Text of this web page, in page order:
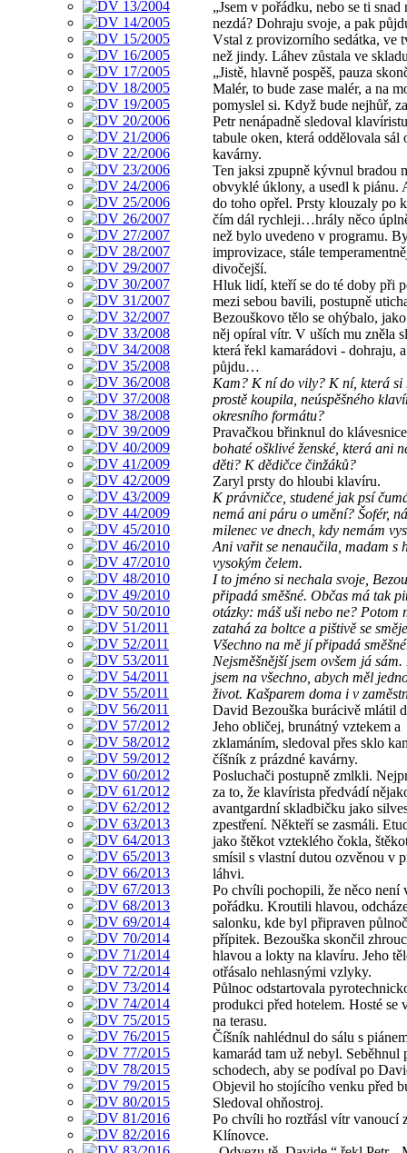
„Jsem v pořádku, nebo se ti snad
nezdá? Dohraju svoje, a pak
Vstal z provizorního sedátka, ve
než jindy. Láhev zůstala ve
„Jistě, hlavně pospěš, pauza
Malér, to bude zase malér, a na
pomyslel si. Když bude nejhůř,
Petr nenápadně sledoval
tabule oken, která oddělovala sál
kavárny.
Ten jaksi zpupně kývnul bradou
obvyklé úklony, a usedl k piánu.
do toho opřel. Prsty klouzaly po
čím dál rychleji…hrály něco
než bylo uvedeno v programu.
improvizace, stále
divočejší.
Hluk lidí, kteří se do té doby při
mezi sebou bavili, postupně
Bezouškovo tělo se ohýbalo,
něj opíral vítr. V uších mu zněla
která řekl kamarádovi - dohraju,
půjdu…
Kam? K ní do vily? K ní, která si
prostě koupila, neúspěšného
okresního formátu?
Pravačkou břinknul do
bohaté ošklivé ženské, která ani
děti? K dědičce činžáků?
Zaryl prsty do hloubi klavíru.
K právničce, studené jak psí
nemá ani páru o umění? Šofér,
milenec ve dnech, kdy nemám
Ani vařit se nenaučila, madam s
vysokým čelem.
I to jméno si nechala svoje,
připadá směšné. Občas má tak
otázky: máš uši nebo ne? Potom
zatahá za boltce a pištivě se
Všechno na mě jí připadá
Nejsměšnější jsem ovšem já
jsem na všechno, abych měl
život. Kašparem doma i v
David Bezouška burácivě mlátil
Jeho obličej, brunátný vztekem a
zklamáním, sledoval přes sklo
číšník z prázdné kavárny.
Posluchači postupně zmlkli.
za to, že klavírista předvádí
avantgardní skladbičku jako
zpestření. Někteří se zasmáli.
jako štěkot vzteklého čokla,
smísil s vlastní dutou ozvěnou v
láhvi.
Po chvíli pochopili, že něco není
pořádku. Kroutili hlavou,
salonku, kde byl připraven
přípitek. Bezouška skončil
hlavou a lokty na klavíru. Jeho
otřásalo nehlasnými vzlyky.
Půlnoc odstartovala
produkci před hotelem. Hosté se
na terasu.
Číšník nahlédnul do sálu s
kamarád tam už nebyl. Seběhnul
schodech, aby se podíval po
Objevil ho stojícího venku před
Sledoval ohňostroj.
Po chvíli ho roztřásl vítr vanoucí
Klínovce.